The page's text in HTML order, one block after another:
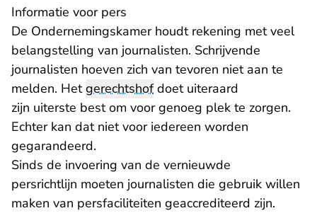
Informatie voor pers
De Ondernemingskamer houdt rekening met veel
belangstelling van journalisten. Schrijvende
journalisten hoeven zich van tevoren niet aan te
melden. Hetgerechtshofdoet uiteraard
zijn uiterste best om voor genoeg plek te zorgen.
Echter kan dat niet voor iedereen worden
gegarandeerd.
Sinds de invoering van de vernieuwde
persrichtlijn moeten journalisten die gebruik willen
maken van persfaciliteiten geaccrediteerd zijn.